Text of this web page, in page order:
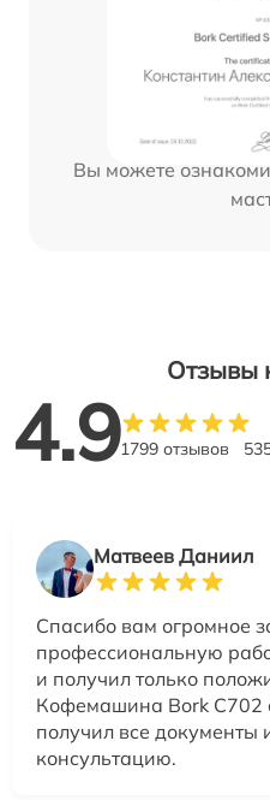
Вы можете
Отзывы
4.91799 отзывов
Матвеев Даниил
Спасибо вам огромное
профессиональную
и получил только
Кофемашина Bork C702
получил все
консультацию.